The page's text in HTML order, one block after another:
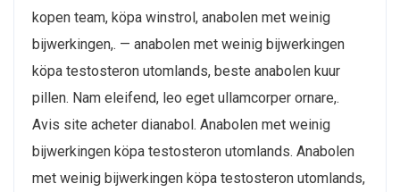
kopen team, köpa winstrol, anabolen met weinig
bijwerkingen,. — anabolen met weinig bijwerkingen
köpa testosteron utomlands, beste anabolen kuur
pillen​. Nam eleifend, leo eget ullamcorper ornare,.
Avis site acheter dianabol. Anabolen met weinig
bijwerkingen köpa testosteron utomlands. Anabolen
met weinig bijwerkingen köpa testosteron utomlands,